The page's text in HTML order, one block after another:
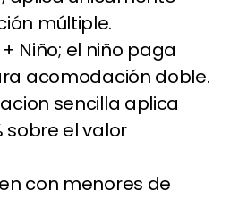
múltiple.
Niño; el niño paga
acomodación doble.
sencilla aplica
sobre el valor
con menores de